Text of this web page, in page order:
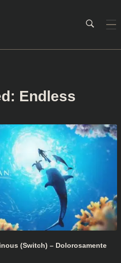
Endless
(Switch) – Dolorosamente